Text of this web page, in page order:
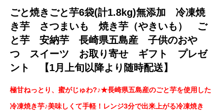
ごと焼きごと芋6袋(計1.8kg)無添加 冷凍焼
き芋 さつまいも 焼き芋（やきいも） ご
と芋 安納芋 長崎県五島産 子供のおや
つ スイーツ お取り寄せ ギフト プレゼ
ント 【1月上旬以降より随時配送】
極甘ねっとり、蜜がじゅわ?♪★長崎県五島産のごと芋を使用した
冷凍焼き芋♪美味しくて手軽！レンジ3分で出来上がる冷凍焼き